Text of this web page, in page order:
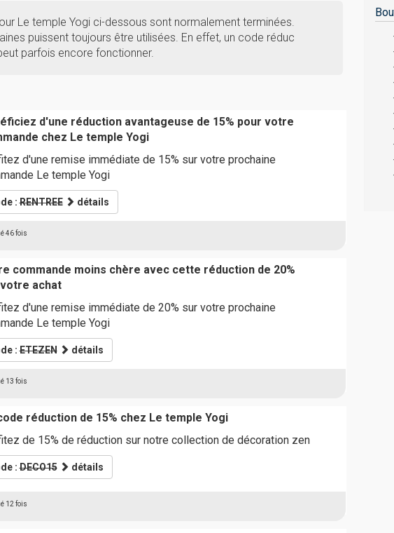
Le temple Yogi ci-dessous sont normalement terminées.
puissent toujours être utilisées. En effet, un code réduc
parfois encore fonctionner.
d'une réduction avantageuse de 15% pour votre
chez Le temple Yogi
d'une remise immédiate de 15% sur votre prochaine
Le temple Yogi
:RENTREE détails
46 fois
commande moins chère avec cette réduction de 20%
achat
d'une remise immédiate de 20% sur votre prochaine
Le temple Yogi
:ETEZEN détails
13 fois
réduction de 15% chez Le temple Yogi
de 15% de réduction sur notre collection de décoration zen
:DECO15 détails
12 fois